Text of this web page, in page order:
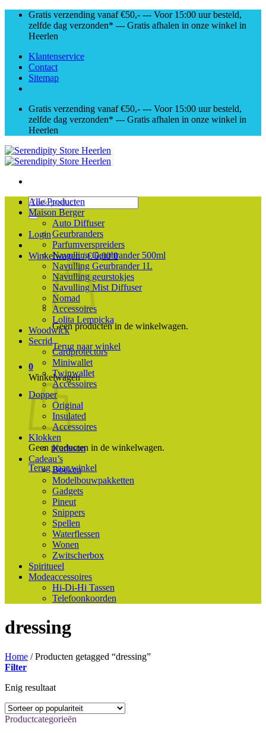
Skip
content
Gratis verzending vanaf €50,- --- Voor 15:00 uur besteld,
zelfde dag verzonden* --- Gratis afhalen in onze winkel in
Heerlen
Klantenservice
Contact
Sitemap
Gratis verzending vanaf €50,- --- Voor 15:00 uur besteld,
zelfde dag verzonden* --- Gratis afhalen in onze winkel in
Heerlen
Zoeken
naar:
Login
Winkelwagen /€0,00 0
Geen producten in de winkelwagen.
Terug naar winkel
0
Winkelwagen
Geen producten in de winkelwagen.
Terug naar winkel
Alle Producten
Maison Berger
Auto Diffuser
Geurbranders
Parfumverspreiders
Navulling Geurbrander 500ml
Navulling Geurbrander 1L
Navulling geurstokjes
Navulling Mist Diffuser
Nomad
Accessoires
Lolita Lempicka
Woodwick
Secrid
Cardprotectors
Miniwallet
Twinwallet
Accessoires
Dopper
Original
Insulated
Accessoires
Klokken
Karlsson
Cadeau’s
Boeken
Modelbouwpakketten
Gadgets
Pineut
Snippers
Spellen
Waterflessen
Wonen
Zwitscherbox
Spiritueel
Modeaccessoires
Hi-Di-Hi Tassen
Telefoonkoorden
dressing
Home /Producten getagged “dressing”
Filter
Enig resultaat
Productcategorieën